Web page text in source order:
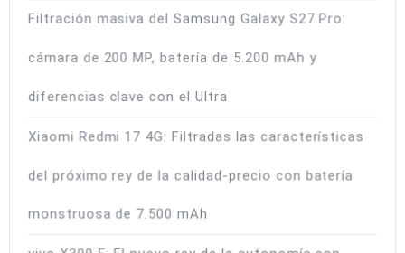
Filtración masiva del Samsung Galaxy S27 Pro:
cámara de 200 MP, batería de 5.200 mAh y
diferencias clave con el Ultra
Xiaomi Redmi 17 4G: Filtradas las características
del próximo rey de la calidad-precio con batería
monstruosa de 7.500 mAh